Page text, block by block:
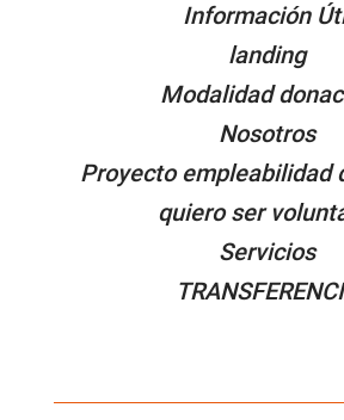
Información
landing
Modalidad
Nosotros
Proyecto empleabilidad
quiero ser
Servicios